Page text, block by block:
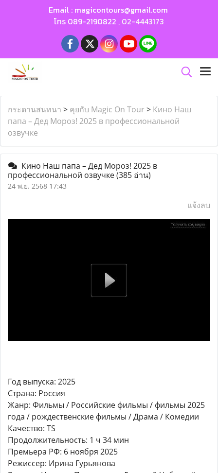
Email : magicontours@gmail.com
โทร 089-2190822 , 02-4443173
กระดานสนทนา > คุยกับ Magic On Tour > Кино Наш
папа – Дед Мороз! 2025 в профессиональной
озвучке
Кино Наш папа – Дед Мороз! 2025 в
профессиональной озвучке(385 อ่าน)
24 พ.ย. 2568 17:43
แจ้งลบ
Год выпуска: 2025
Страна: Россия
Жанр: Фильмы / Российские фильмы / фильмы 2025
года / рождественские фильмы / Драма / Комедии
Качество: TS
Продолжительность: 1 ч 34 мин
Премьера РФ: 6 ноября 2025
Режиссер: Ирина Гурьянова